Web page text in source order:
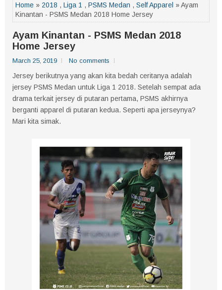
Home » 2018 , Liga 1 , PSMS Medan , Self Apparel » Ayam
Kinantan - PSMS Medan 2018 Home Jersey
Ayam Kinantan - PSMS Medan 2018
Home Jersey
March 25, 2019 No comments
Jersey berikutnya yang akan kita bedah ceritanya adalah
jersey PSMS Medan untuk Liga 1 2018. Setelah sempat ada
drama terkait jersey di putaran pertama, PSMS akhirnya
berganti apparel di putaran kedua. Seperti apa jerseynya?
Mari kita simak.